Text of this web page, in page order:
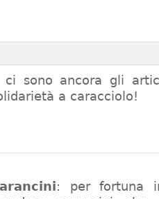
sono ancora gli
a caracciolo!
: per fortuna